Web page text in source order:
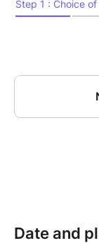
Date and